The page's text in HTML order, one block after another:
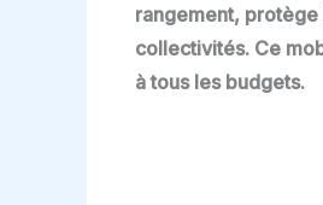
rangement, protège
collectivités. Ce
à tous les budgets.